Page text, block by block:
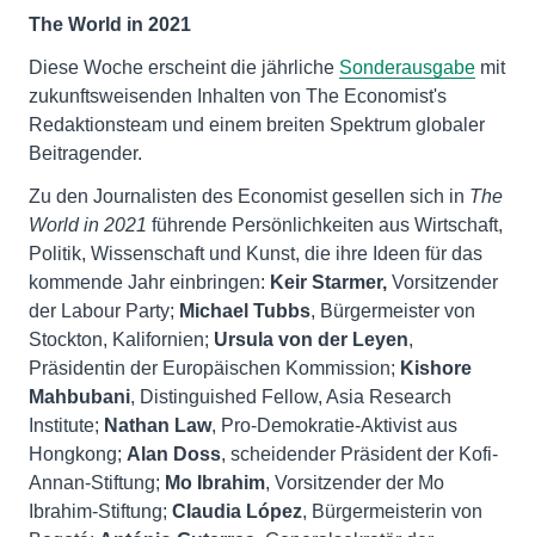
The World in 2021
Diese Woche erscheint die jährliche Sonderausgabe mit
zukunftsweisenden Inhalten von The Economist's
Redaktionsteam und einem breiten Spektrum globaler
Beitragender.
Zu den Journalisten des Economist gesellen sich in The
World in 2021 führende Persönlichkeiten aus Wirtschaft,
Politik, Wissenschaft und Kunst, die ihre Ideen für das
kommende Jahr einbringen: Keir Starmer, Vorsitzender
der Labour Party; Michael Tubbs, Bürgermeister von
Stockton, Kalifornien; Ursula von der Leyen,
Präsidentin der Europäischen Kommission; Kishore
Mahbubani, Distinguished Fellow, Asia Research
Institute; Nathan Law, Pro-Demokratie-Aktivist aus
Hongkong; Alan Doss, scheidender Präsident der Kofi-
Annan-Stiftung; Mo Ibrahim, Vorsitzender der Mo
Ibrahim-Stiftung; Claudia López, Bürgermeisterin von